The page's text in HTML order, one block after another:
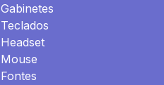
Gabinetes
Teclados
Headset
Mouse
Fontes